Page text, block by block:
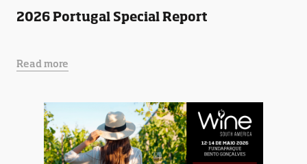
2026 Portugal Special Report
Read more